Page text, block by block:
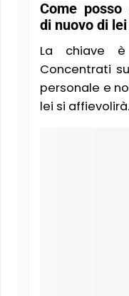
Come
di nuovo di
La chiave
Concentrati
personale e
lei si affievolirà.